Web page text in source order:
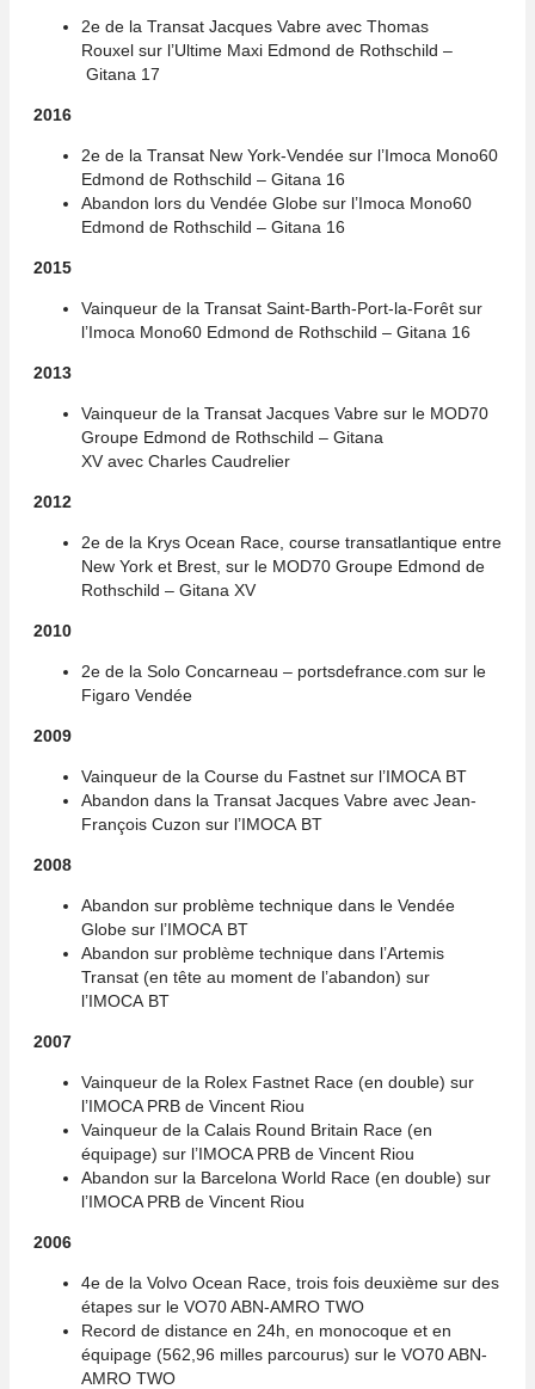
2e de la Transat Jacques Vabre avec Thomas
Rouxel sur l’Ultime Maxi Edmond de Rothschild –
Gitana 17
2016
2e de la Transat New York-Vendée sur l’Imoca Mono60
Edmond de Rothschild – Gitana 16
Abandon lors du Vendée Globe sur l’Imoca Mono60
Edmond de Rothschild – Gitana 16
2015
Vainqueur de la Transat Saint-Barth-Port-la-Forêt sur
l’Imoca Mono60 Edmond de Rothschild – Gitana 16
2013
Vainqueur de la Transat Jacques Vabre sur le MOD70
Groupe Edmond de Rothschild – Gitana
XV avec Charles Caudrelier
2012
2e de la Krys Ocean Race, course transatlantique entre
New York et Brest, sur le MOD70 Groupe Edmond de
Rothschild – Gitana XV
2010
2e de la Solo Concarneau – portsdefrance.com sur le
Figaro Vendée
2009
Vainqueur de la Course du Fastnet sur l’IMOCA BT
Abandon dans la Transat Jacques Vabre avec Jean-
François Cuzon sur l’IMOCA BT
2008
Abandon sur problème technique dans le Vendée
Globe sur l’IMOCA BT
Abandon sur problème technique dans l’Artemis
Transat (en tête au moment de l’abandon) sur
l’IMOCA BT
2007
Vainqueur de la Rolex Fastnet Race (en double) sur
l’IMOCA PRB de Vincent Riou
Vainqueur de la Calais Round Britain Race (en
équipage) sur l’IMOCA PRB de Vincent Riou
Abandon sur la Barcelona World Race (en double) sur
l’IMOCA PRB de Vincent Riou
2006
4e de la Volvo Ocean Race, trois fois deuxième sur des
étapes sur le VO70 ABN-AMRO TWO
Record de distance en 24h, en monocoque et en
équipage (562,96 milles parcourus) sur le VO70 ABN-
AMRO TWO